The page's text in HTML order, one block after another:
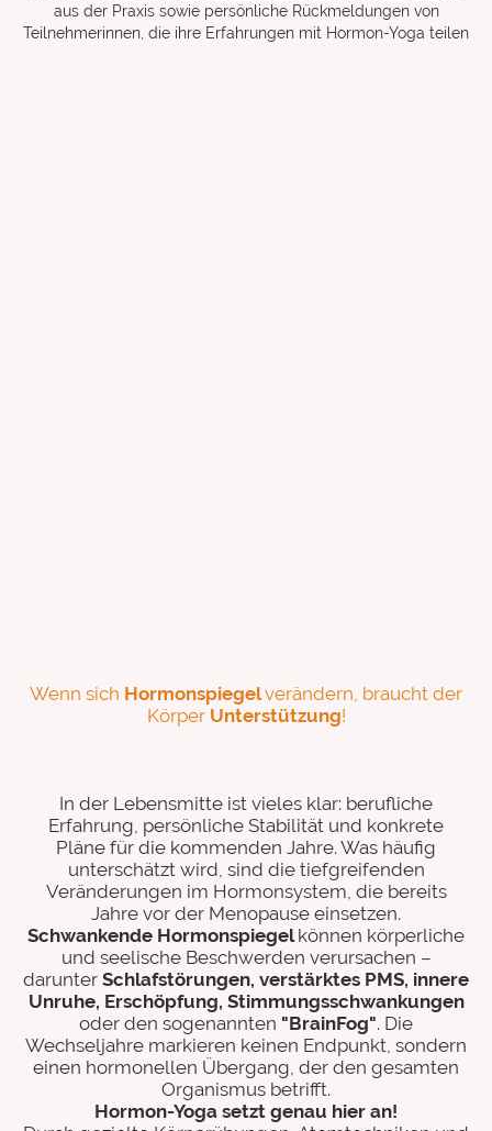
aus der Praxis sowie persönliche Rückmeldungen von
Teilnehmerinnen, die ihre Erfahrungen mit Hormon-Yoga teilen
Wenn sich Hormonspiegelverändern, braucht der
Körper Unterstützung!
In der Lebensmitte ist vieles klar: berufliche
Erfahrung, persönliche Stabilität und konkrete
Pläne für die kommenden Jahre. Was häufig
unterschätzt wird, sind die tiefgreifenden
Veränderungen im Hormonsystem, die bereits
Jahre vor der Menopause einsetzen.
Schwankende Hormonspiegelkönnen körperliche
und seelische Beschwerden verursachen –
darunter Schlafstörungen, verstärktes PMS, innere
Unruhe, Erschöpfung, Stimmungsschwankungen
oder den sogenannten "BrainFog". Die
Wechseljahre markieren keinen Endpunkt, sondern
einen hormonellen Übergang, der den gesamten
Organismus betrifft.
Hormon-Yoga setzt genau hier an!